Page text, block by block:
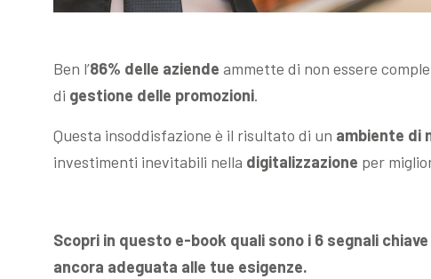
Ben l’86% delle aziende ammette di non essere
di gestione delle promozioni.
Questa insoddisfazione è il risultato di un ambiente di
investimenti inevitabili nella digitalizzazione per
Scopri in questo e-book quali sono i 6 segnali
ancora adeguata alle tue esigenze.